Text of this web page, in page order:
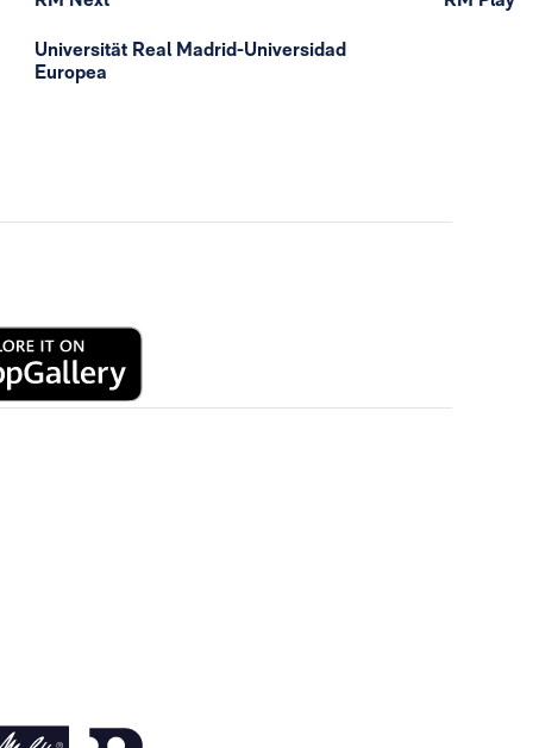
Universität Real Madrid-Universidad
Europea